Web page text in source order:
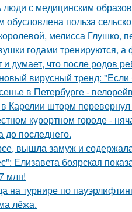
люди с медицинским
обусловлена польза
мелисса Глушко,
годами тренируются, а
думает, что после родов
вирусный тренд:
в Петербурге -
Карелии шторм
курортном городе -
до последнего.
вышла замуж и
Елизавета боярская
млн!
на турнире по
лёжа.